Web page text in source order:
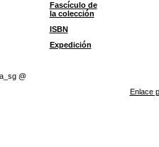
Fascículo de
la colección
ISBN
Expedición
@
Enlace